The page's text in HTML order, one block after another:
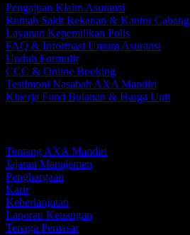
Pengajuan Klaim Asuransi
Rumah Sakit Rekanan & Kantor Cabang
Layanan Kepemilikan Polis
FAQ & Informasi Umum Asuransi
Unduh Formulir
CCC & Online Booking
Testimoni Nasabah AXA Mandiri
Kinerja Fund Bulanan & Harga Unit
Tentang AXA Mandiri
Jajaran Manajemen
Penghargaan
Karir
Keberlanjutan
Laporan Keuangan
Tenaga Pemasar